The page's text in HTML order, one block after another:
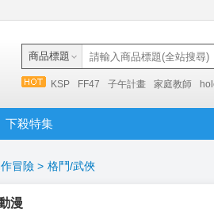
商品標題
KSP FF47 子午計畫 家庭教師
下殺特集
冒險 > 格鬥/武俠
漫